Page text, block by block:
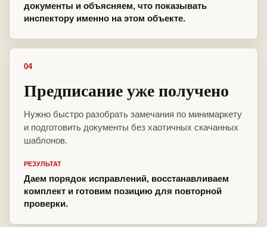
документы и объясняем, что показывать
инспектору именно на этом объекте.
04
Предписание уже получено
Нужно быстро разобрать замечания по минимаркету
и подготовить документы без хаотичных скачанных
шаблонов.
РЕЗУЛЬТАТ
Даем порядок исправлений, восстанавливаем
комплект и готовим позицию для повторной
проверки.